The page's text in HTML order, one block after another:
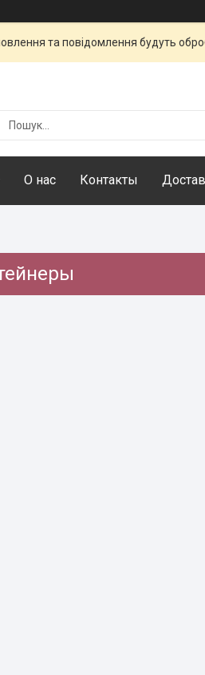
та повідомлення будуть
О нас Контакты